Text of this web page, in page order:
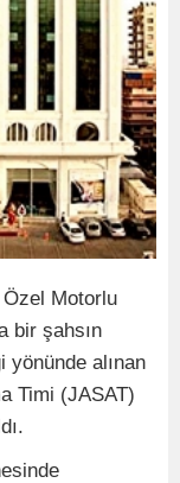
Özel Motorlu
bir şahsın
alınan
Timi (JASAT)